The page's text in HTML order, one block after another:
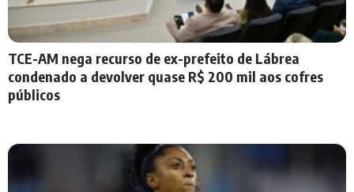
TCE-AM nega recurso de ex-prefeito de Lábrea
condenado a devolver quase R$ 200 mil aos cofres
públicos